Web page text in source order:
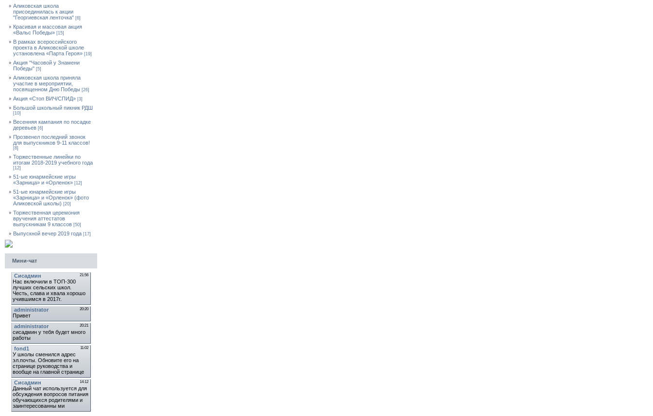
Аликовская школа
присоединилась к акции
"Георгиевская ленточка" [6]
Красивая и массовая акция
«Вальс Победы» [15]
В рамках всероссийского
проекта в Аликовской школе
установлена «Парта Героя» [19]
Акция "Часовой у Знамени
Победы" [5]
Аликовская школа приняла
участие в мероприятии,
посвященном Дню Победы [26]
Акция «Стоп ВИЧ/СПИД» [3]
Большой школьный пикник РДШ
[10]
Весенняя кампания по посадке
деревьев [6]
Прозвенел последний звонок
для выпускников 9-11 классов!
[8]
Торжественные линейки по
итогам 2018-2019 учебного года
[12]
51-ые юнармейские игры
«Зарница» и «Орленок» [12]
51-ые юнармейские игры
«Зарница» и «Орленок» (фото
Аликовской школы) [20]
Торжественная церемония
вручения аттестатов
выпускникам 9 классов [50]
Выпускной вечер 2019 года [17]
Мини-чат